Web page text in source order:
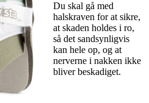
Du skal gå med
halskraven for at sikre,
at skaden holdes i ro,
så det sandsynligvis
kan hele op, og at
nerverne i nakken ikke
bliver beskadiget.